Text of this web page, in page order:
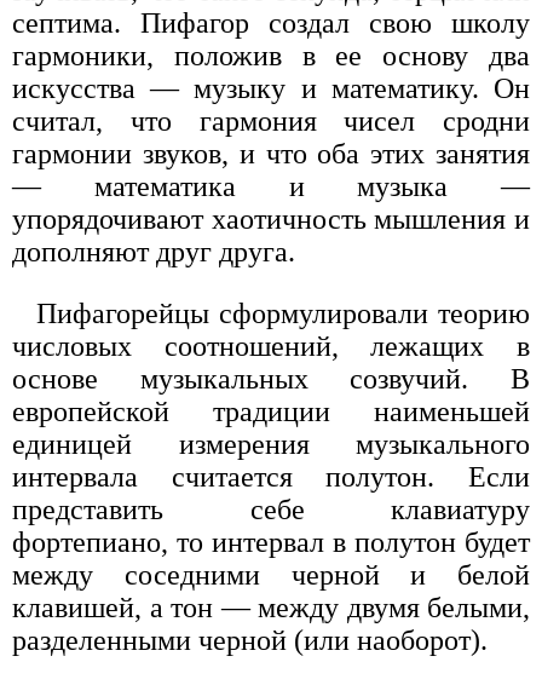
септима. Пифагор создал свою школу
гармоники, положив в ее основу два
искусства — музыку и математику. Он
считал, что гармония чисел сродни
гармонии звуков, и что оба этих занятия
— математика и музыка —
упорядочивают хаотичность мышления и
дополняют друг друга.
Пифагорейцы сформулировали теорию
числовых соотношений, лежащих в
основе музыкальных созвучий. В
европейской традиции наименьшей
единицей измерения музыкального
интервала считается полутон. Если
представить себе клавиатуру
фортепиано, то интервал в полутон будет
между соседними черной и белой
клавишей, а тон — между двумя белыми,
разделенными черной (или наоборот).